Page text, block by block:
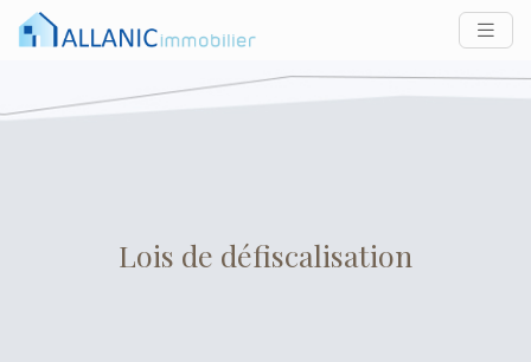
Lois de défiscalisation